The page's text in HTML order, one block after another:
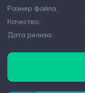
Размер файла:
Качество:
Дата релиза: